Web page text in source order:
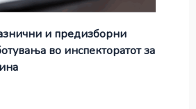
и предизборни
во инспекторатот за